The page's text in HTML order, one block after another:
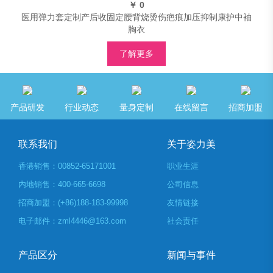
￥ 0
医用弹力套定制产后收固定腰背烧烫伤疤痕加压抑制康护中袖
胸衣
了解更多
产品研发 行业动态 量身定制 在线留言 招商加盟
联系我们
香港销售：00852-65171001
内地销售：400-665-6698
招商加盟：(+86)188-183-99998
电子邮件：zml4446@163.com
关于姿力美
职业生涯
公司信息
友情链接
社会责任
产品区分 新闻与事件